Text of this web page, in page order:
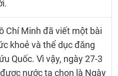
Chí Minh đã viết một bài
khoẻ và thể dục đǎng
Quốc. Vì vậy, ngày 27-3
nước ta chọn là Ngày